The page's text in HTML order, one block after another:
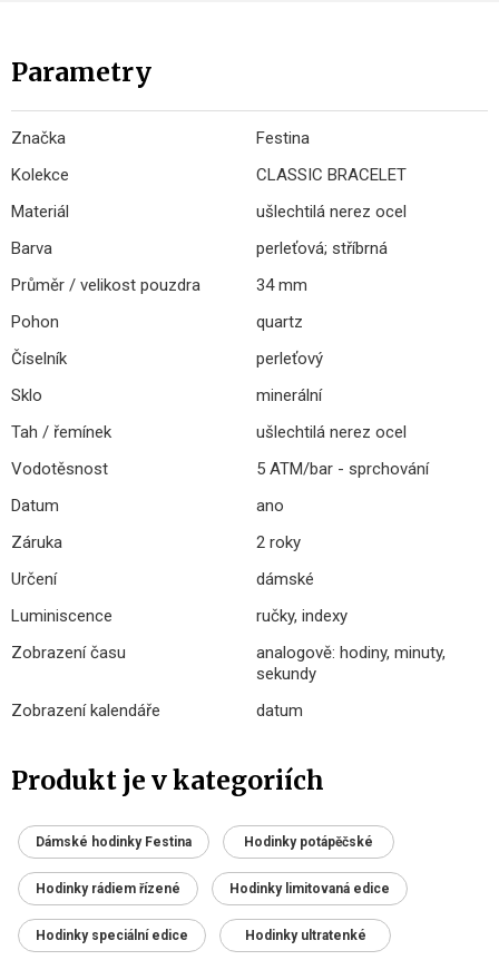
Parametry
Značka
Festina
Kolekce
CLASSIC BRACELET
Materiál
ušlechtilá nerez ocel
Barva
perleťová; stříbrná
Průměr / velikost pouzdra
34 mm
Pohon
quartz
Číselník
perleťový
Sklo
minerální
Tah / řemínek
ušlechtilá nerez ocel
Vodotěsnost
5 ATM/bar - sprchování
Datum
ano
Záruka
2 roky
Určení
dámské
Luminiscence
ručky, indexy
Zobrazení času
analogově: hodiny, minuty,
sekundy
Zobrazení kalendáře
datum
Produkt je v kategoriích
Dámské hodinky Festina Hodinky potápěčské
Hodinky rádiem řízené Hodinky limitovaná edice
Hodinky speciální edice Hodinky ultratenké